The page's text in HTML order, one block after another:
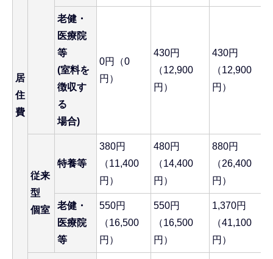
居
住
費
老健・
医療院
等
(室料を
徴収す
る
場合)
0円（0
円）
430円
（12,900
円）
430円
（12,900
円）
従来
型
個室
特養等
380円
（11,400
円）
480円
（14,400
円）
880円
（26,400
円）
老健・
医療院
等
550円
（16,500
円）
550円
（16,500
円）
1,370円
（41,100
円）